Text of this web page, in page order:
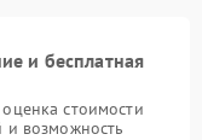
и бесплатная
стоимости
и возможность